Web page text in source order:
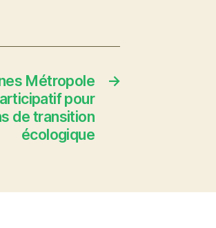
→
Métropole
pour
de transition
écologique